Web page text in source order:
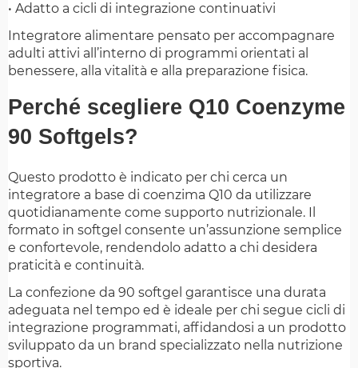
• Adatto a cicli di integrazione continuativi
Integratore alimentare pensato per accompagnare
adulti attivi all’interno di programmi orientati al
benessere, alla vitalità e alla preparazione fisica.
Perché scegliere Q10 Coenzyme
90 Softgels?
Questo prodotto è indicato per chi cerca un
integratore a base di coenzima Q10 da utilizzare
quotidianamente come supporto nutrizionale. Il
formato in softgel consente un’assunzione semplice
e confortevole, rendendolo adatto a chi desidera
praticità e continuità.
La confezione da 90 softgel garantisce una durata
adeguata nel tempo ed è ideale per chi segue cicli di
integrazione programmati, affidandosi a un prodotto
sviluppato da un brand specializzato nella nutrizione
sportiva.